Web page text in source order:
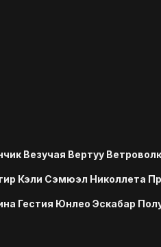
Везучая Вертуу
Кэли Сэмюэл Николлета
Гестия Юнлео Эскабар